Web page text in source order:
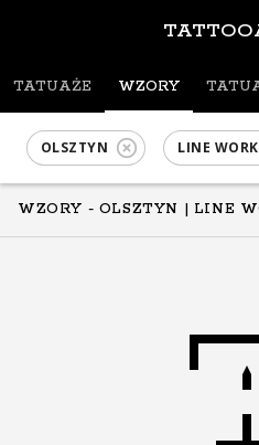
TATUAŻE WZORY
OLSZTYN LINE
WZORY - OLSZTYN | LINE